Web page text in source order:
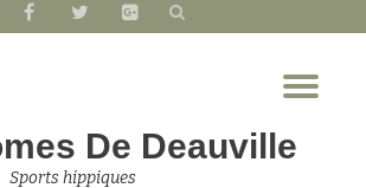
fa-
fa-
fa-
De Deauville
Sports hippiques